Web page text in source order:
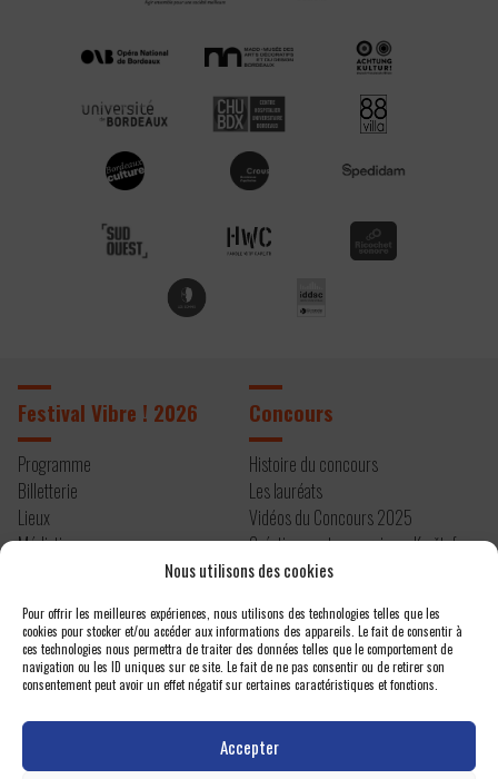
Nous utilisons des cookies
Pour offrir les meilleures expériences, nous utilisons des technologies telles que les
cookies pour stocker et/ou accéder aux informations des appareils. Le fait de consentir à
ces technologies nous permettra de traiter des données telles que le comportement de
navigation ou les ID uniques sur ce site. Le fait de ne pas consentir ou de retirer son
consentement peut avoir un effet négatif sur certaines caractéristiques et fonctions.
Accepter
Festival Vibre ! 2026
Programme
Billetterie
Lieux
Médiation
Concours
Histoire du concours
Les lauréats
Vidéos du Concours 2025
Création contemporaine – Kryštof
Mařatka
À propos
Editos
Actualités
Contact
Newsletter
Espace presse
Nous contacter